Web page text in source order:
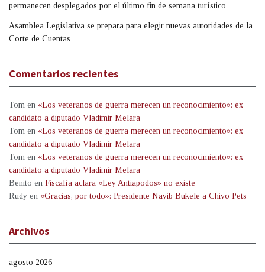
permanecen desplegados por el último fin de semana turístico
Asamblea Legislativa se prepara para elegir nuevas autoridades de la
Corte de Cuentas
Comentarios recientes
Tom en «Los veteranos de guerra merecen un reconocimiento»: ex
candidato a diputado Vladimir Melara
Tom en «Los veteranos de guerra merecen un reconocimiento»: ex
candidato a diputado Vladimir Melara
Tom en «Los veteranos de guerra merecen un reconocimiento»: ex
candidato a diputado Vladimir Melara
Benito en Fiscalía aclara «Ley Antiapodos» no existe
Rudy en «Gracias, por todo»: Presidente Nayib Bukele a Chivo Pets
Archivos
agosto 2026